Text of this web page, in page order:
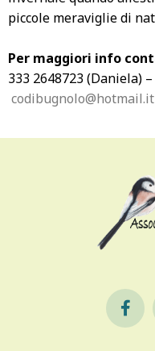
piccole meraviglie di
Per maggiori info
333 2648723 (Daniela)
codibugnolo@hotmail.it